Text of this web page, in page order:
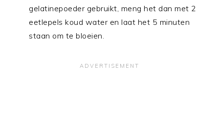
gelatinepoeder gebruikt, meng het dan met 2
eetlepels koud water en laat het 5 minuten
staan om te bloeien.